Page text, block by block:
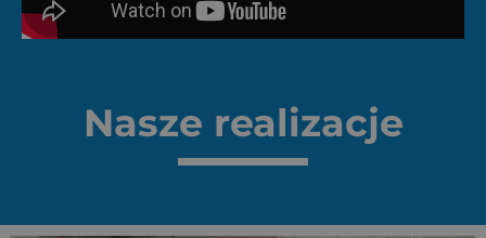
Nasze realizacje